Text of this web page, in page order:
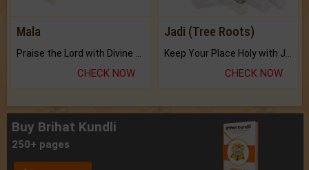
Mala
Praise the Lord with Divine Energies of Mala.
CHECK NOW
Jadi (Tree Roots)
Keep Your Place Holy with Jadi.
CHECK NOW
Buy Brihat Kundli
250+ pages